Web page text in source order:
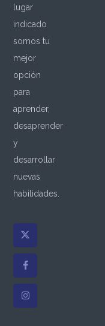
lugar
indicado
somos tu
mejor
opción
para
aprender,
desaprender
y
desarrollar
nuevas
habilidades.